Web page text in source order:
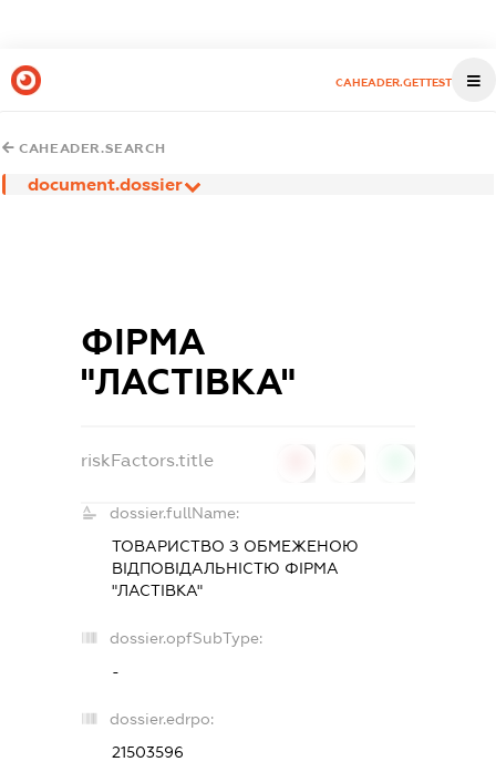
CAHEADER.GETTEST
CAHEADER.SEARCH
document.dossier
ФІРМА
"ЛАСТІВКА"
riskFactors.title
dossier.fullName:
ТОВАРИСТВО З ОБМЕЖЕНОЮ
ВІДПОВІДАЛЬНІСТЮ ФІРМА
"ЛАСТІВКА"
dossier.opfSubType:
-
dossier.edrpo:
21503596